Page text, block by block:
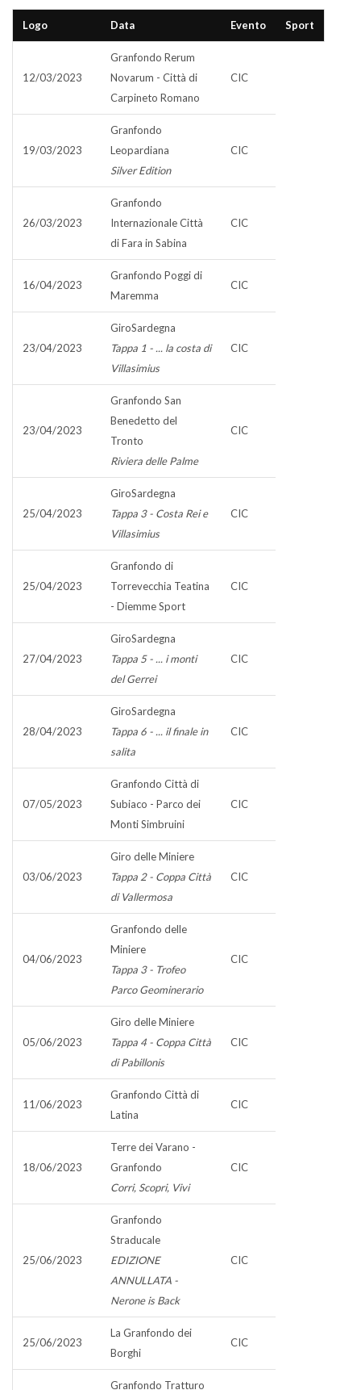
Logo Data Evento Sport
12/03/2023
Granfondo Rerum
Novarum - Città di
Carpineto Romano
CIC
19/03/2023
Granfondo
Leopardiana
Silver Edition
CIC
26/03/2023
Granfondo
Internazionale Città
di Fara in Sabina
CIC
16/04/2023
Granfondo Poggi di
Maremma
CIC
23/04/2023
GiroSardegna
Tappa 1 - ... la costa di
Villasimius
CIC
23/04/2023
Granfondo San
Benedetto del
Tronto
Riviera delle Palme
CIC
25/04/2023
GiroSardegna
Tappa 3 - Costa Rei e
Villasimius
CIC
25/04/2023
Granfondo di
Torrevecchia Teatina
- Diemme Sport
CIC
27/04/2023
GiroSardegna
Tappa 5 - ... i monti
del Gerrei
CIC
28/04/2023
GiroSardegna
Tappa 6 - ... il finale in
salita
CIC
07/05/2023
Granfondo Città di
Subiaco - Parco dei
Monti Simbruini
CIC
03/06/2023
Giro delle Miniere
Tappa 2 - Coppa Città
di Vallermosa
CIC
04/06/2023
Granfondo delle
Miniere
Tappa 3 - Trofeo
Parco Geominerario
CIC
05/06/2023
Giro delle Miniere
Tappa 4 - Coppa Città
di Pabillonis
CIC
11/06/2023
Granfondo Città di
Latina
CIC
18/06/2023
Terre dei Varano -
Granfondo
Corri, Scopri, Vivi
CIC
25/06/2023
Granfondo
Straducale
EDIZIONE
ANNULLATA -
Nerone is Back
CIC
25/06/2023
La Granfondo dei
Borghi
CIC
Granfondo Tratturo